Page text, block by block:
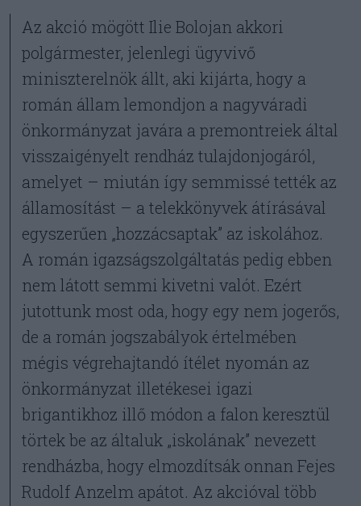
Az akció mögött Ilie Bolojan akkori
polgármester, jelenlegi ügyvivő
miniszterelnök állt, aki kijárta, hogy a
román állam lemondjon a nagyváradi
önkormányzat javára a premontreiek által
visszaigényelt rendház tulajdonjogáról,
amelyet – miután így semmissé tették az
államosítást – a telekkönyvek átírásával
egyszerűen „hozzácsaptak” az iskolához.
A román igazságszolgáltatás pedig ebben
nem látott semmi kivetni valót. Ezért
jutottunk most oda, hogy egy nem jogerős,
de a román jogszabályok értelmében
mégis végrehajtandó ítélet nyomán az
önkormányzat illetékesei igazi
brigantikhoz illő módon a falon keresztül
törtek be az általuk „iskolának” nevezett
rendházba, hogy elmozdítsák onnan Fejes
Rudolf Anzelm apátot. Az akcióval több